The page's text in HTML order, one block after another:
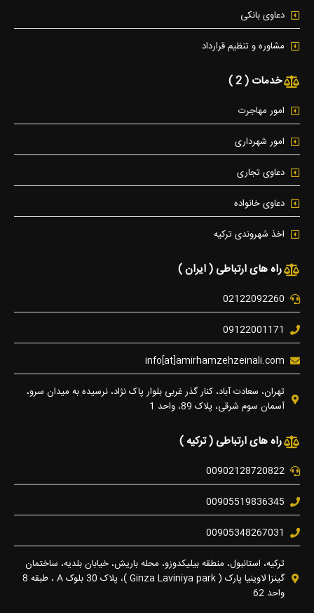
دعاوی بانکی
مشاوره و تنظیم قرارداد
خدمات ( 2 )
امور مهاجرت
امور شهرداری
دعاوی تجاری
دعاوی خانواده
اخذ شهروندی ترکیه
راه های ارتباطی ( ایران )
02122092260
09122001171
info[at]amirhamzehzeinali.com
تهران، سعادت آباد، کنار گذر غربی بلوار پاک نژاد، نرسیده به میدان سرو،
آسمان سوم شرقی، پلاک 89، واحد 1
راه های ارتباطی ( ترکیه )
00902128720822
00905519836345
00905348267031
ترکیه، استانبول، منطقه بیلیکدوزو، محله باریش، خیابان بلدیه، ساختمان
گینزا لاوینیا پارک ( Ginza Laviniya park )، پلاک 30 بلوک A ، طبقه 8
واحد 62